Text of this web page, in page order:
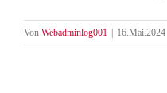
Von Webadminlog001 | 16.Mai.2024